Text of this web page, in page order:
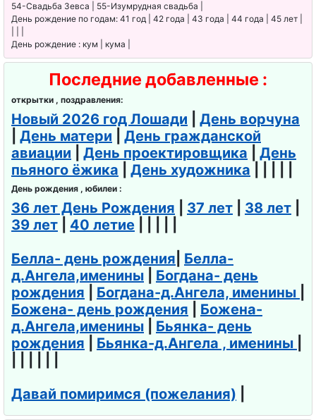
54-Свадьба Зевса | 55-Изумрудная свадьба |
День рождение по годам: 41 год | 42 года | 43 года | 44 года | 45 лет |
День рождение : кум | кума |
Последние добавленные :
открытки , поздравления:
Новый 2026 год Лошади
День ворчуна
День матери
День гражданской
авиации
День проектировщика
День
пьяного ёжика
День художника
День рождения , юбилеи :
36 лет День Рождения 37 лет 38 лет
39 лет
40 летие
Белла- день рождения Белла-
д.Ангела,именины
Богдана- день
рождения
Богдана-д.Ангела, именины
Божена- день рождения
Божена-
д.Ангела,именины
Бьянка- день
рождения
Бьянка-д.Ангела , именины
Давай помиримся (пожелания)